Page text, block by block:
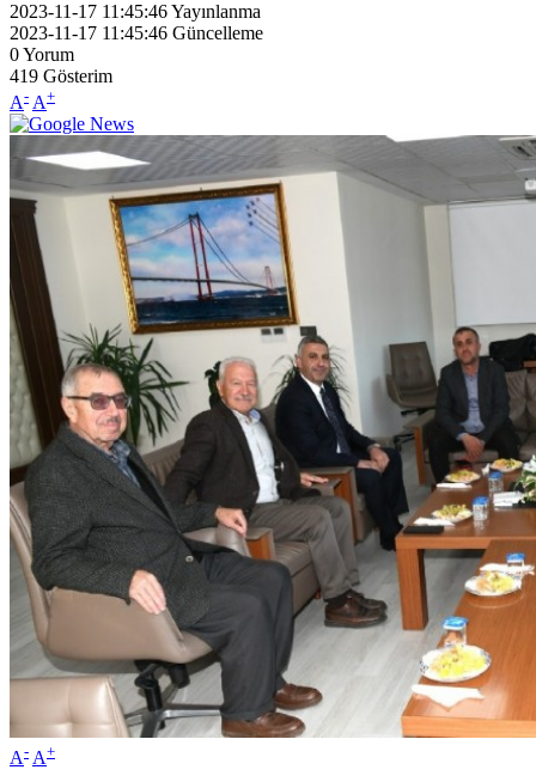
2023-11-17 11:45:46Yayınlanma
2023-11-17 11:45:46 Güncelleme
0Yorum
419 Gösterim
A- A+
A- A+